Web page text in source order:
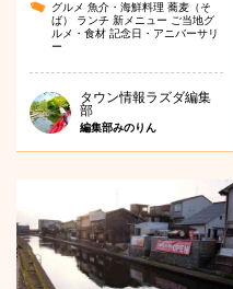
グルメ 魚介・海鮮料理 蕎麦（そ
ば） ランチ 新メニュー ご当地グ
ルメ・食材 記念日・アニバーサリ
ー
タウン情報ラズダ編集
部
編集部みのりん